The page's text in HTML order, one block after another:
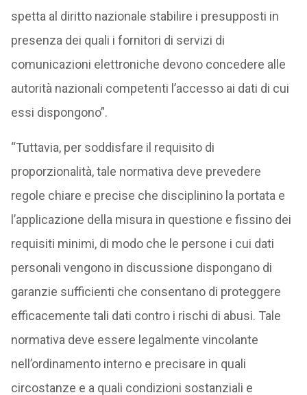
spetta al diritto nazionale stabilire i presupposti in
presenza dei quali i fornitori di servizi di
comunicazioni elettroniche devono concedere alle
autorità nazionali competenti l’accesso ai dati di cui
essi dispongono”.
“Tuttavia, per soddisfare il requisito di
proporzionalità, tale normativa deve prevedere
regole chiare e precise che disciplinino la portata e
l’applicazione della misura in questione e fissino dei
requisiti minimi, di modo che le persone i cui dati
personali vengono in discussione dispongano di
garanzie sufficienti che consentano di proteggere
efficacemente tali dati contro i rischi di abusi. Tale
normativa deve essere legalmente vincolante
nell’ordinamento interno e precisare in quali
circostanze e a quali condizioni sostanziali e